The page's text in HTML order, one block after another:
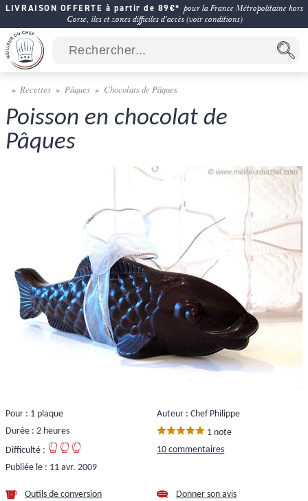
LIVRAISON OFFERTE à partir de 89€* pour la France Métropolitaine hors
Corse, îles et zones difficiles d'accès (voir conditions)
Recettes Pâques Chocolats de Pâques
Poisson en chocolat de
Pâques
Pour : 1 plaque
Durée : 2 heures
Difficulté :
Publiée le : 11 avr. 2009
Auteur : Chef Philippe
1 note
10 commentaires
Outils de conversion
Donner son avis